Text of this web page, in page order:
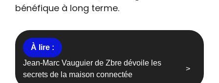
bénéfique à long terme.
Jean-Marc Vauguier de Zbre dévoile les
secrets de la maison connectée